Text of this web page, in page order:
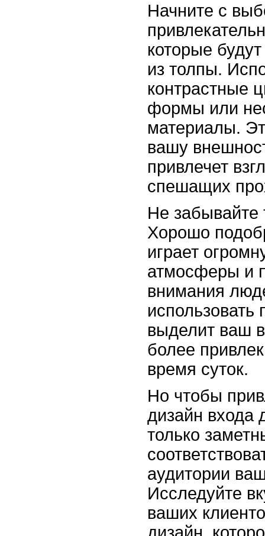
Начните с
которые
из толпы.
контрастные
формы или
материалы.
вашу
привлечет
спешащих
Не забывайте
Хорошо
играет
атмосферы и
внимания
использовать
выделит ваш
более
время суток.
Но чтобы
дизайн входа
только
аудитории
Исследуйте
ваших